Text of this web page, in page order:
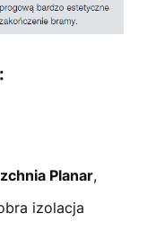
Planar,
izolacja